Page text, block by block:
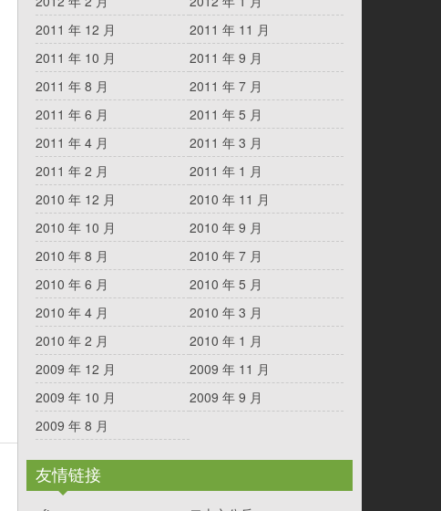
2011 年 12 月
2011 年 11 月
2011 年 10 月
2011 年 9 月
2011 年 8 月
2011 年 7 月
2011 年 6 月
2011 年 5 月
2011 年 4 月
2011 年 3 月
2011 年 2 月
2011 年 1 月
2010 年 12 月
2010 年 11 月
2010 年 10 月
2010 年 9 月
2010 年 8 月
2010 年 7 月
2010 年 6 月
2010 年 5 月
2010 年 4 月
2010 年 3 月
2010 年 2 月
2010 年 1 月
2009 年 12 月
2009 年 11 月
2009 年 10 月
2009 年 9 月
2009 年 8 月
友情链接